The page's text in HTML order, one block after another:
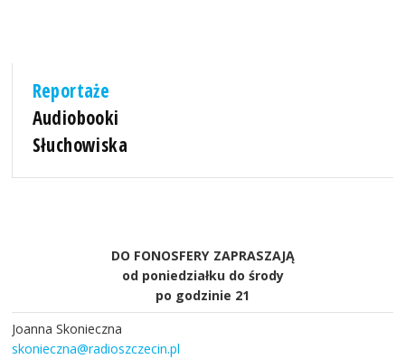
Reportaże
Audiobooki
Słuchowiska
DO FONOSFERY ZAPRASZAJĄ
od poniedziałku do środy
po godzinie 21
Joanna Skonieczna
skonieczna@radioszczecin.pl